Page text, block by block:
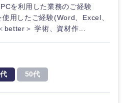
を利用した業務のご経験
用したご経験(Word、Excel、
＞ 学術、資材作...
50代